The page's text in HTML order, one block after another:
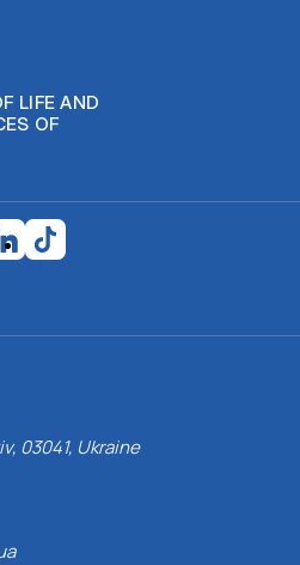
LIFE AND
OF
03041, Ukraine